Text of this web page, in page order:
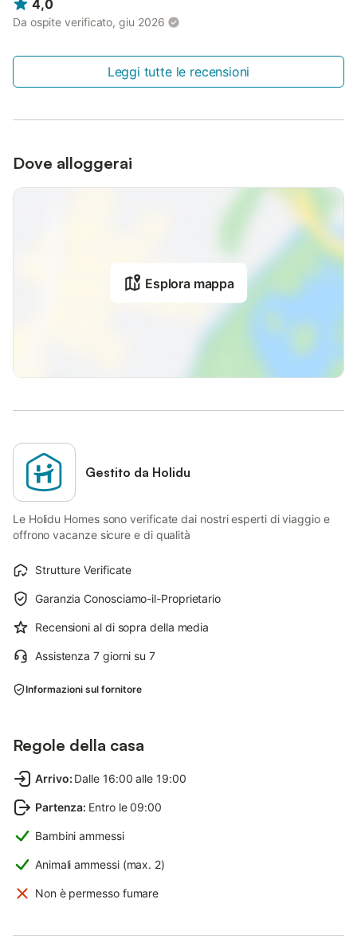
4,0
Da ospite verificato, giu 2026
Leggi tutte le recensioni
Dove alloggerai
Esplora mappa
Gestito da Holidu
Le Holidu Homes sono verificate dai nostri esperti di viaggio e
offrono vacanze sicure e di qualità
Strutture Verificate
Garanzia Conosciamo-il-Proprietario
Recensioni al di sopra della media
Assistenza 7 giorni su 7
Informazioni sul fornitore
Regole della casa
Arrivo: Dalle 16:00 alle 19:00
Partenza: Entro le 09:00
Bambini ammessi
Animali ammessi (max. 2)
Non è permesso fumare